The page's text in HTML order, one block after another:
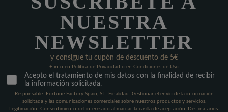
NUESTRA
NEWSLETTER
y consigue tu cupón de descuento de 5€
+ info en Política de Privacidad o en Condiciones de Uso
Acepto el tratamiento de mis datos con la finalidad de recibir
la información solicitada.
Responsable: Fortune Factory Spain, S.L. Finalidad: Gestionar el envío de la información
solicitada y las comunicaciones comerciales sobre nuestros productos y servicios.
Legitimación: Consentimiento del interesado al marcar la casilla de aceptación. Destinatarios: